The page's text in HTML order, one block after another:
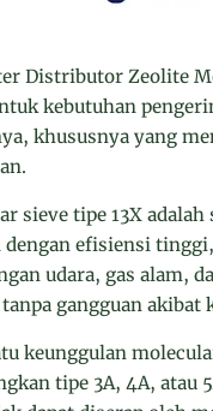
Distributor Zeolite
kebutuhan
khususnya yang
sieve tipe 13X
efisiensi
udara, gas alam,
gangguan akibat
keunggulan
tipe 3A, 4A, atau